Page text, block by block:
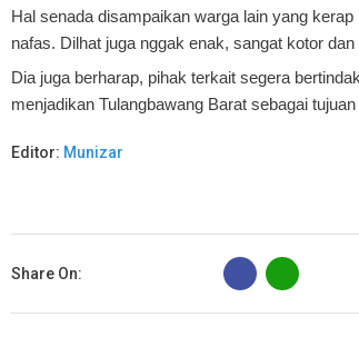
Hal senada disampaikan warga lain yang
nafas. Dilhat juga nggak enak, sangat kotor
Dia juga berharap, pihak terkait segera
menjadikan Tulangbawang Barat sebagai
Editor: Munizar
Share On:
B